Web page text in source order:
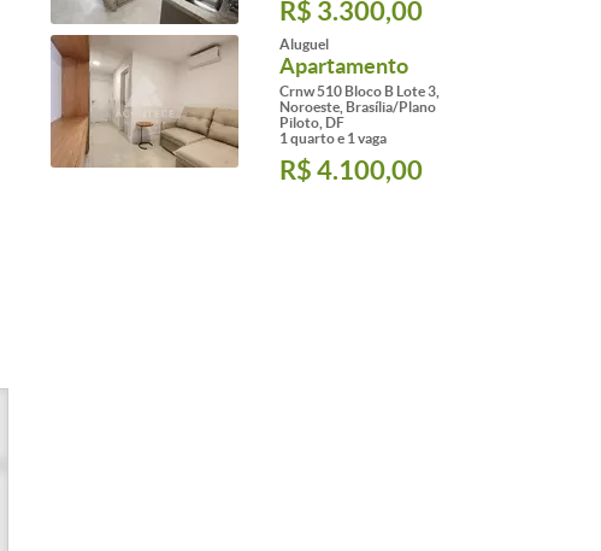
R$ 3.300,00
Aluguel
Apartamento
Crnw 510 Bloco B Lote 3,
Noroeste, Brasília/Plano
Piloto, DF
1 quarto e 1 vaga
R$ 4.100,00